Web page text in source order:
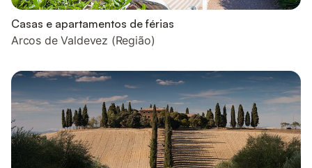
Casas e apartamentos de férias
Arcos de Valdevez (Região)